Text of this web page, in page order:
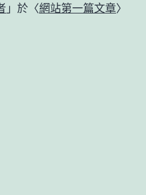
」於〈網站第一篇文章〉